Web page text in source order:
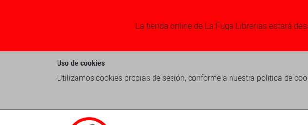
La tienda online de La Fuga Librerias estará
Uso de cookies
Utilizamos cookies propias de sesión, conforme a nuestra política de